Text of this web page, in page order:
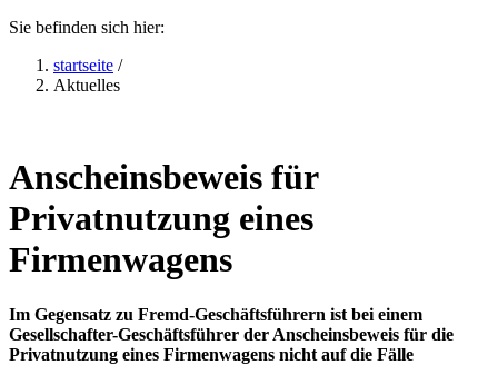
Sie befinden sich hier:
startseite /
Aktuelles
Anscheinsbeweis für
Privatnutzung eines
Firmenwagens
Im Gegensatz zu Fremd-Geschäftsführern ist bei einem
Gesellschafter-Geschäftsführer der Anscheinsbeweis für die
Privatnutzung eines Firmenwagens nicht auf die Fälle